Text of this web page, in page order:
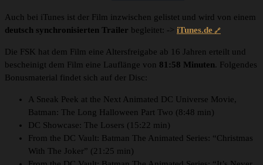
Auch bei iTunes ist der Film inzwischen gelistet und wird von einem
deutsch synchronisierten Trailer begleitet: -> iTunes.de
Die FSK hat dem Film eine Altersfreigabe ab 16 Jahren erteilt und
bescheinigt dem Film eine Lauflänge von 81:58 Minuten. Folgendes
Bonusmaterial findet sich auf der Disc:
A Sneak Peek at the Next Animated DC Universe Movie,
Batman: The Long Halloween Part Two (8:48 min)
DC Showcase: The Losers (15:22 min)
From the DC Vault: Batman The Animated Series: “Christmas
With The Joker” (21:25 min)